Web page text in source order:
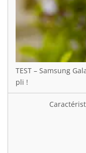
TEST – Samsung
pli !